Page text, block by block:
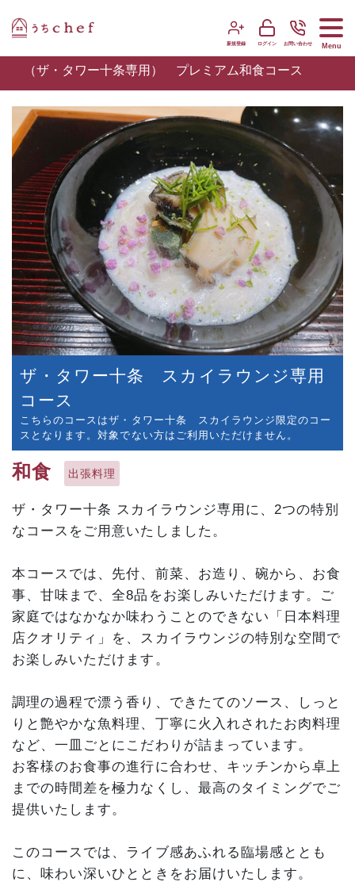
新規登録 ログイン お問い合わせ Menu
（ザ・タワー十条専用） プレミアム和食コース
ザ・タワー十条 スカイラウンジ専用
コース
こちらのコースはザ・タワー十条 スカイラウンジ限定のコー
スとなります。対象でない方はご利用いただけません。
和食 出張料理
ザ・タワー十条 スカイラウンジ専用に、2つの特別
なコースをご用意いたしました。
本コースでは、先付、前菜、お造り、碗から、お食
事、甘味まで、全8品をお楽しみいただけます。ご
家庭ではなかなか味わうことのできない「日本料理
店クオリティ」を、スカイラウンジの特別な空間で
お楽しみいただけます。
調理の過程で漂う香り、できたてのソース、しっと
りと艶やかな魚料理、丁寧に火入れされたお肉料理
など、一皿ごとにこだわりが詰まっています。
お客様のお食事の進行に合わせ、キッチンから卓上
までの時間差を極力なくし、最高のタイミングでご
提供いたします。
このコースでは、ライブ感あふれる臨場感ととも
に、味わい深いひとときをお届けいたします。